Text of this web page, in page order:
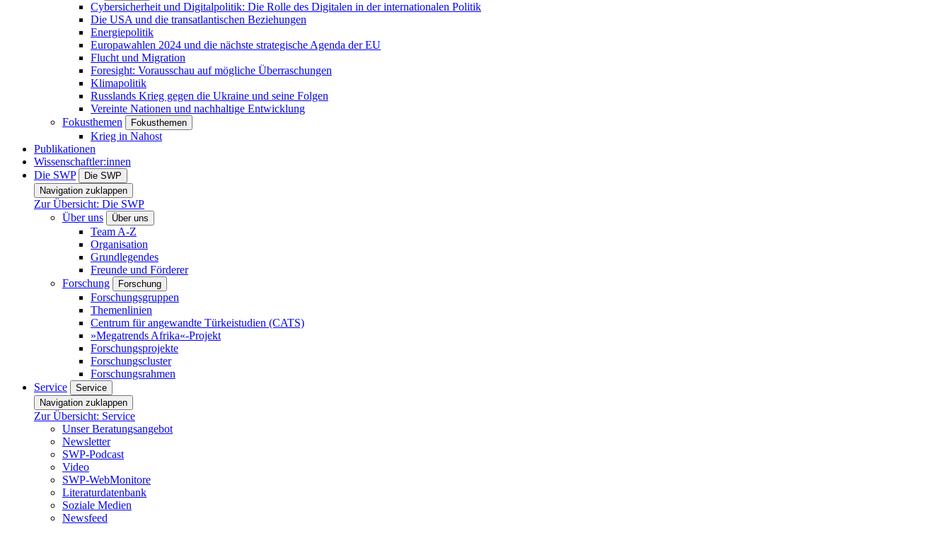
Cybersicherheit und Digitalpolitik: Die Rolle des Digitalen in der internationalen Politik
Die USA und die transatlantischen Beziehungen
Energiepolitik
Europawahlen 2024 und die nächste strategische Agenda der EU
Flucht und Migration
Foresight: Vorausschau auf mögliche Überraschungen
Klimapolitik
Russlands Krieg gegen die Ukraine und seine Folgen
Vereinte Nationen und nachhaltige Entwicklung
Fokusthemen
Fokusthemen
Krieg in Nahost
Publikationen
Wissenschaftler:innen
Die SWP
Die SWP
Navigation zuklappen
Zur Übersicht: Die SWP
Über uns
Über uns
Team A-Z
Organisation
Grundlegendes
Freunde und Förderer
Forschung
Forschung
Forschungsgruppen
Themenlinien
Centrum für angewandte Türkeistudien (CATS)
»Megatrends Afrika«-Projekt
Forschungsprojekte
Forschungscluster
Forschungsrahmen
Service
Service
Navigation zuklappen
Zur Übersicht: Service
Unser Beratungsangebot
Newsletter
SWP-Podcast
Video
SWP-WebMonitore
Literaturdatenbank
Soziale Medien
Newsfeed